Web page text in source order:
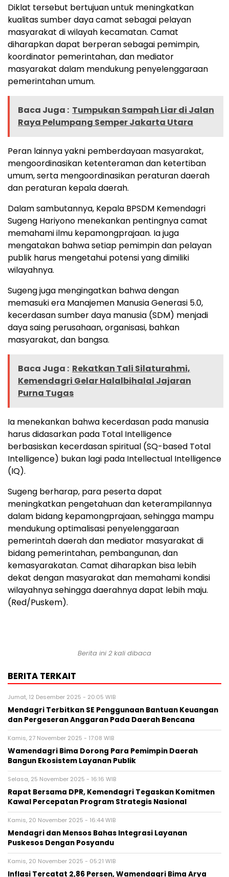
Diklat tersebut bertujuan untuk meningkatkan
kualitas sumber daya camat sebagai pelayan
masyarakat di wilayah kecamatan. Camat
diharapkan dapat berperan sebagai pemimpin,
koordinator pemerintahan, dan mediator
masyarakat dalam mendukung penyelenggaraan
pemerintahan umum.
Baca Juga : Tumpukan Sampah Liar di Jalan
Raya Pelumpang Semper Jakarta Utara
Peran lainnya yakni pemberdayaan masyarakat,
mengoordinasikan ketenteraman dan ketertiban
umum, serta mengoordinasikan peraturan daerah
dan peraturan kepala daerah.
Dalam sambutannya, Kepala BPSDM Kemendagri
Sugeng Hariyono menekankan pentingnya camat
memahami ilmu kepamongprajaan. Ia juga
mengatakan bahwa setiap pemimpin dan pelayan
publik harus mengetahui potensi yang dimiliki
wilayahnya.
Sugeng juga mengingatkan bahwa dengan
memasuki era Manajemen Manusia Generasi 5.0,
kecerdasan sumber daya manusia (SDM) menjadi
daya saing perusahaan, organisasi, bahkan
masyarakat, dan bangsa.
Baca Juga : Rekatkan Tali Silaturahmi,
Kemendagri Gelar Halalbihalal Jajaran
Purna Tugas
Ia menekankan bahwa kecerdasan pada manusia
harus didasarkan pada Total Intelligence
berbasiskan kecerdasan spiritual (SQ-based Total
Intelligence) bukan lagi pada Intellectual Intelligence
(IQ).
Sugeng berharap, para peserta dapat
meningkatkan pengetahuan dan keterampilannya
dalam bidang kepamongprajaan, sehingga mampu
mendukung optimalisasi penyelenggaraan
pemerintah daerah dan mediator masyarakat di
bidang pemerintahan, pembangunan, dan
kemasyarakatan. Camat diharapkan bisa lebih
dekat dengan masyarakat dan memahami kondisi
wilayahnya sehingga daerahnya dapat lebih maju.
(Red/Puskem).
Berita ini 2 kali dibaca
BERITA TERKAIT
Jumat, 12 Desember 2025 - 20:05 WIB
Mendagri Terbitkan SE Penggunaan Bantuan Keuangan
dan Pergeseran Anggaran Pada Daerah Bencana
Kamis, 27 November 2025 - 17:08 WIB
Wamendagri Bima Dorong Para Pemimpin Daerah
Bangun Ekosistem Layanan Publik
Selasa, 25 November 2025 - 16:16 WIB
Rapat Bersama DPR, Kemendagri Tegaskan Komitmen
Kawal Percepatan Program Strategis Nasional
Kamis, 20 November 2025 - 16:44 WIB
Mendagri dan Mensos Bahas Integrasi Layanan
Puskesos Dengan Posyandu
Kamis, 20 November 2025 - 05:21 WIB
Inflasi Tercatat 2,86 Persen, Wamendagri Bima Arya